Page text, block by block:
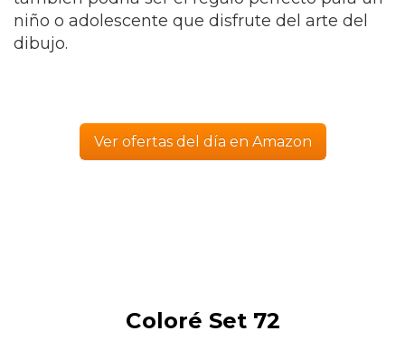
niño o adolescente que disfrute del arte del
dibujo.
Ver ofertas del día en Amazon
Coloré Set 72